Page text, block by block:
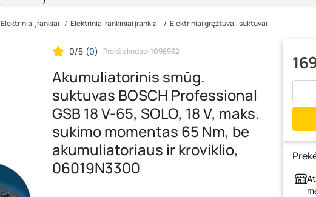
MOKIBLOGAS IŠPARDAVIMAS
Elektriniai įrankiai Elektriniai rankiniai įrankiai Elektriniai gręžtuvai, suktuvai
0/5 (0) Prekės kodas: 1098932
Akumuliatorinis smūg.
suktuvas BOSCH Professional
GSB 18 V-65, SOLO, 18 V, maks.
sukimo momentas 65 Nm, be
akumuliatoriaus ir kroviklio,
06019N3300